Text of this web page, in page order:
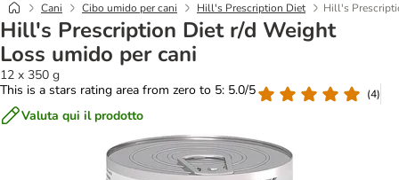
Cani Cibo umido per cani Hill's Prescription Diet Hill's
Hill's Prescription Diet r/d Weight
Loss umido per cani
12 x 350 g
This is a stars rating area from zero to 5: 5.0/5
(4)
Valuta qui il prodotto